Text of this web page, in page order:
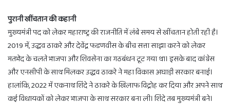
पुरानी खींचतान की कहानी
मुख्यमंत्री पद को लेकर महाराष्ट्र की राजनीति में लंबे समय से खींचतान होती रही है।
2019 में, उद्धव ठाकरे और देवेंद्र फडणवीस के बीच सत्ता साझा करने को लेकर
मतभेद के चलते भाजपा और शिवसेना का गठबंधन टूट गया था। इसके बाद कांग्रेस
और एनसीपी के साथ मिलकर उद्धव ठाकरे ने महा विकास अघाड़ी सरकार बनाई।
हालांकि, 2022 में एकनाथ शिंदे ने ठाकरे के खिलाफ विद्रोह कर दिया और अपने साथ
कई विधायकों को लेकर भाजपा के साथ सरकार बना ली। शिंदे तब मुख्यमंत्री बने।